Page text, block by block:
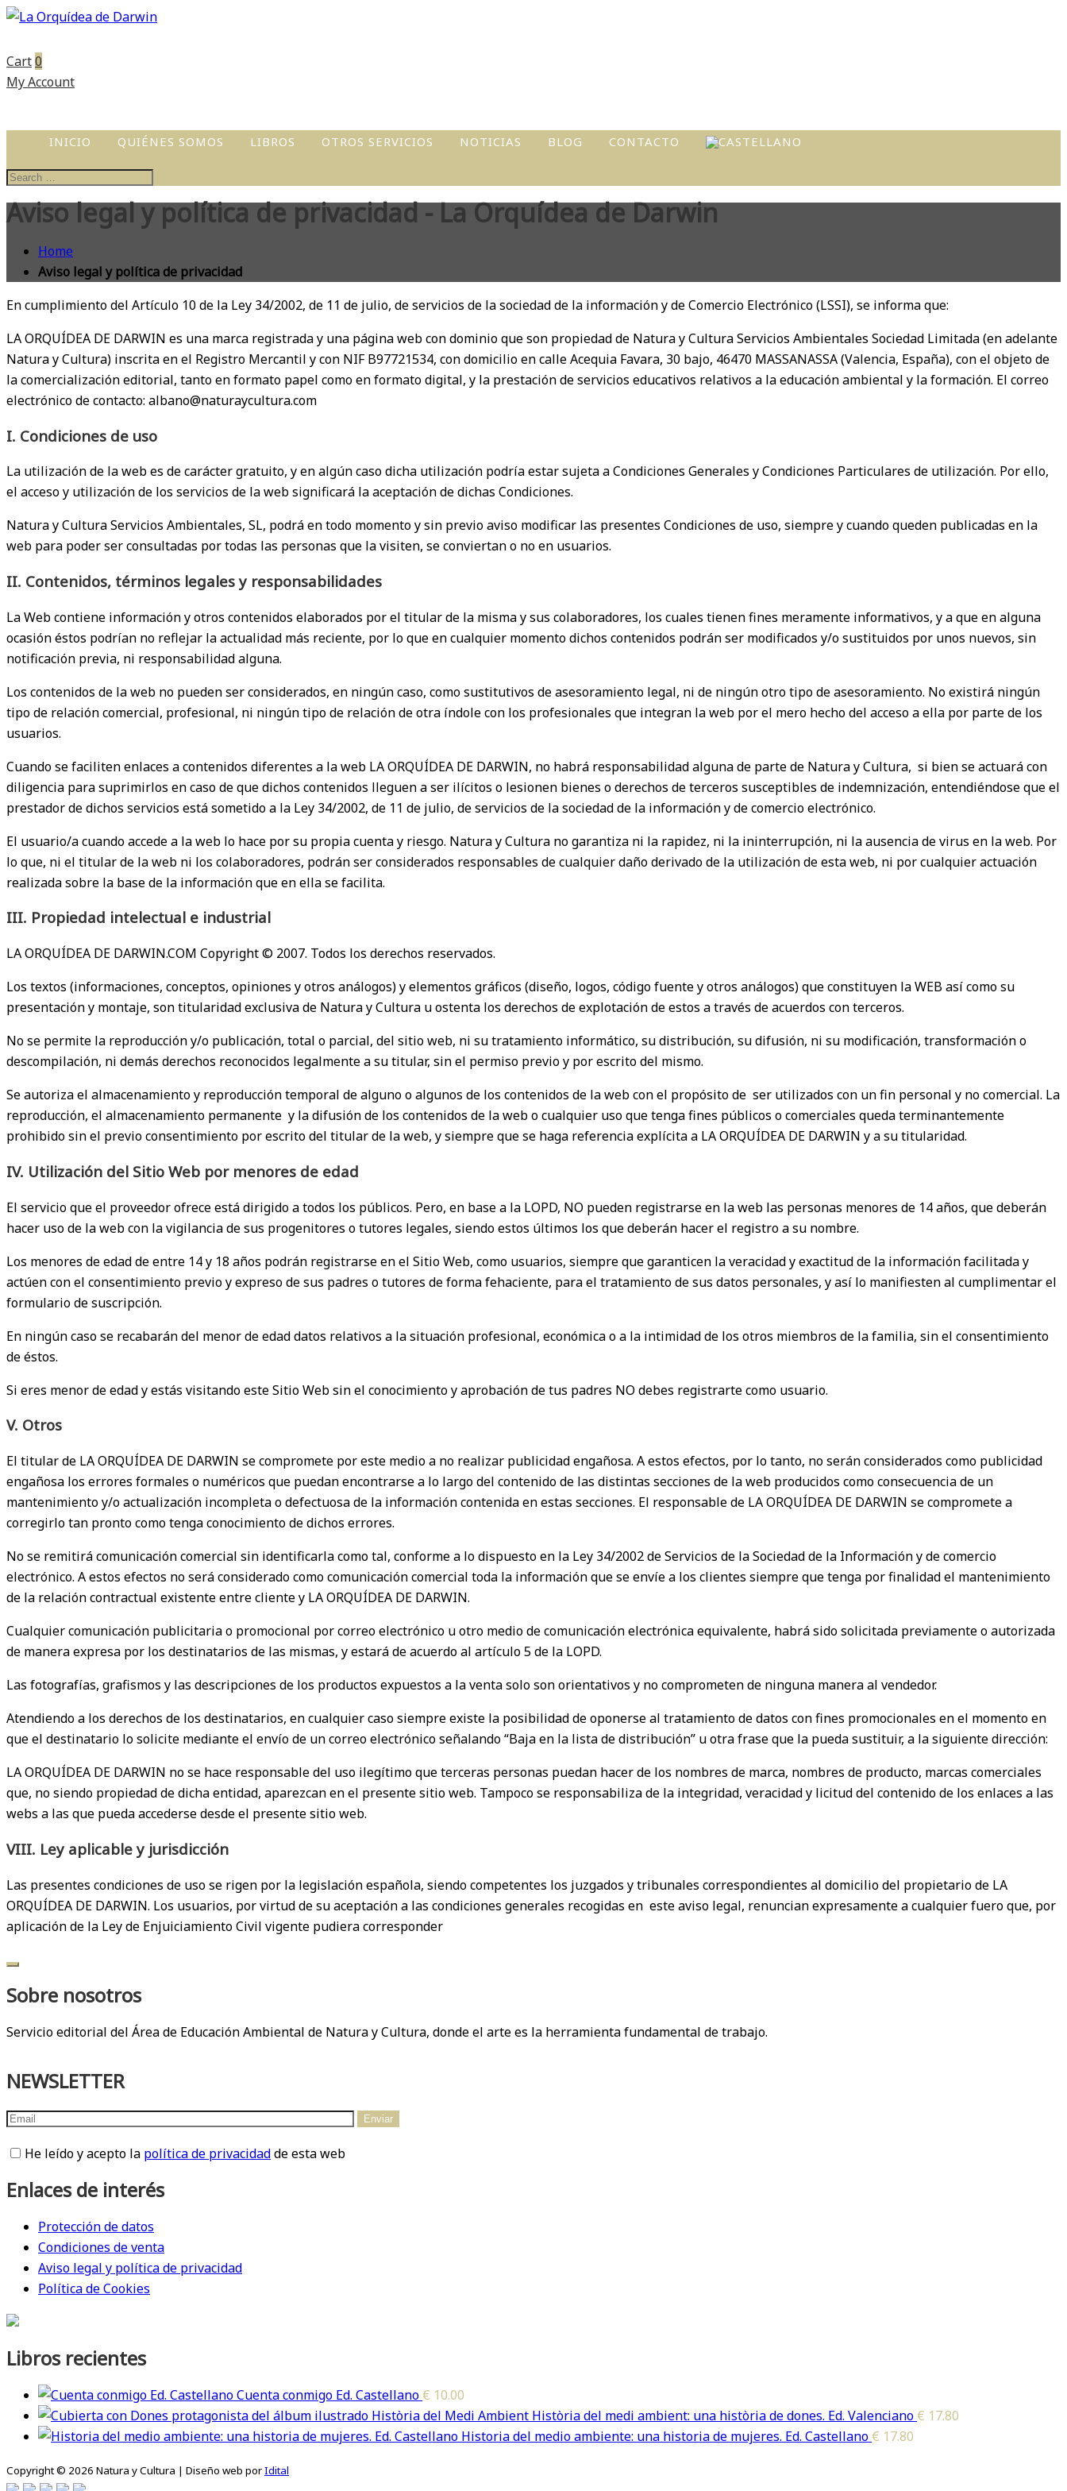
Cart0
My Account
INICIO QUIÉNES SOMOS LIBROS
OTROS SERVICIOS
CUENTOS
PRODUCCIÓN DE
LIBROS LOCALES
ILUSTRA TU
COLE
NOTICIAS BLOG CONTACTO
Aviso legal y política de privacidad - La Orquídea de Darwin
Home
Aviso legal y política de privacidad
En cumplimiento del Artículo 10 de la Ley 34/2002, de 11 de julio, de servicios de la sociedad de la información y de Comercio Electrónico (LSSI), se informa que:
LA ORQUÍDEA DE DARWIN es una marca registrada y una página web con dominio que son propiedad de Natura y Cultura Servicios Ambientales Sociedad Limitada (en adelante
Natura y Cultura) inscrita en el Registro Mercantil y con NIF B97721534, con domicilio en calle Acequia Favara, 30 bajo, 46470 MASSANASSA (Valencia, España), con el objeto de
la comercialización editorial, tanto en formato papel como en formato digital, y la prestación de servicios educativos relativos a la educación ambiental y la formación. El correo
electrónico de contacto: albano@naturaycultura.com
I. Condiciones de uso
La utilización de la web es de carácter gratuito, y en algún caso dicha utilización podría estar sujeta a Condiciones Generales y Condiciones Particulares de utilización. Por ello,
el acceso y utilización de los servicios de la web significará la aceptación de dichas Condiciones.
Natura y Cultura Servicios Ambientales, SL, podrá en todo momento y sin previo aviso modificar las presentes Condiciones de uso, siempre y cuando queden publicadas en la
web para poder ser consultadas por todas las personas que la visiten, se conviertan o no en usuarios.
II. Contenidos, términos legales y responsabilidades
La Web contiene información y otros contenidos elaborados por el titular de la misma y sus colaboradores, los cuales tienen fines meramente informativos, y a que en alguna
ocasión éstos podrían no reflejar la actualidad más reciente, por lo que en cualquier momento dichos contenidos podrán ser modificados y/o sustituidos por unos nuevos, sin
notificación previa, ni responsabilidad alguna.
Los contenidos de la web no pueden ser considerados, en ningún caso, como sustitutivos de asesoramiento legal, ni de ningún otro tipo de asesoramiento. No existirá ningún
tipo de relación comercial, profesional, ni ningún tipo de relación de otra índole con los profesionales que integran la web por el mero hecho del acceso a ella por parte de los
usuarios.
Cuando se faciliten enlaces a contenidos diferentes a la web LA ORQUÍDEA DE DARWIN, no habrá responsabilidad alguna de parte de Natura y Cultura, si bien se actuará con
diligencia para suprimirlos en caso de que dichos contenidos lleguen a ser ilícitos o lesionen bienes o derechos de terceros susceptibles de indemnización, entendiéndose que el
prestador de dichos servicios está sometido a la Ley 34/2002, de 11 de julio, de servicios de la sociedad de la información y de comercio electrónico.
El usuario/a cuando accede a la web lo hace por su propia cuenta y riesgo. Natura y Cultura no garantiza ni la rapidez, ni la ininterrupción, ni la ausencia de virus en la web. Por
lo que, ni el titular de la web ni los colaboradores, podrán ser considerados responsables de cualquier daño derivado de la utilización de esta web, ni por cualquier actuación
realizada sobre la base de la información que en ella se facilita.
III. Propiedad intelectual e industrial
LA ORQUÍDEA DE DARWIN.COM Copyright © 2007. Todos los derechos reservados.
Los textos (informaciones, conceptos, opiniones y otros análogos) y elementos gráficos (diseño, logos, código fuente y otros análogos) que constituyen la WEB así como su
presentación y montaje, son titularidad exclusiva de Natura y Cultura u ostenta los derechos de explotación de estos a través de acuerdos con terceros.
No se permite la reproducción y/o publicación, total o parcial, del sitio web, ni su tratamiento informático, su distribución, su difusión, ni su modificación, transformación o
descompilación, ni demás derechos reconocidos legalmente a su titular, sin el permiso previo y por escrito del mismo.
Se autoriza el almacenamiento y reproducción temporal de alguno o algunos de los contenidos de la web con el propósito de ser utilizados con un fin personal y no comercial. La
reproducción, el almacenamiento permanente y la difusión de los contenidos de la web o cualquier uso que tenga fines públicos o comerciales queda terminantemente
prohibido sin el previo consentimiento por escrito del titular de la web, y siempre que se haga referencia explícita a LA ORQUÍDEA DE DARWIN y a su titularidad.
IV. Utilización del Sitio Web por menores de edad
El servicio que el proveedor ofrece está dirigido a todos los públicos. Pero, en base a la LOPD, NO pueden registrarse en la web las personas menores de 14 años, que deberán
hacer uso de la web con la vigilancia de sus progenitores o tutores legales, siendo estos últimos los que deberán hacer el registro a su nombre.
Los menores de edad de entre 14 y 18 años podrán registrarse en el Sitio Web, como usuarios, siempre que garanticen la veracidad y exactitud de la información facilitada y
actúen con el consentimiento previo y expreso de sus padres o tutores de forma fehaciente, para el tratamiento de sus datos personales, y así lo manifiesten al cumplimentar el
formulario de suscripción.
En ningún caso se recabarán del menor de edad datos relativos a la situación profesional, económica o a la intimidad de los otros miembros de la familia, sin el consentimiento
de éstos.
Si eres menor de edad y estás visitando este Sitio Web sin el conocimiento y aprobación de tus padres NO debes registrarte como usuario.
V. Otros
El titular de LA ORQUÍDEA DE DARWIN se compromete por este medio a no realizar publicidad engañosa. A estos efectos, por lo tanto, no serán considerados como publicidad
engañosa los errores formales o numéricos que puedan encontrarse a lo largo del contenido de las distintas secciones de la web producidos como consecuencia de un
mantenimiento y/o actualización incompleta o defectuosa de la información contenida en estas secciones. El responsable de LA ORQUÍDEA DE DARWIN se compromete a
corregirlo tan pronto como tenga conocimiento de dichos errores.
No se remitirá comunicación comercial sin identificarla como tal, conforme a lo dispuesto en la Ley 34/2002 de Servicios de la Sociedad de la Información y de comercio
electrónico. A estos efectos no será considerado como comunicación comercial toda la información que se envíe a los clientes siempre que tenga por finalidad el mantenimiento
de la relación contractual existente entre cliente y LA ORQUÍDEA DE DARWIN.
Cualquier comunicación publicitaria o promocional por correo electrónico u otro medio de comunicación electrónica equivalente, habrá sido solicitada previamente o autorizada
de manera expresa por los destinatarios de las mismas, y estará de acuerdo al artículo 5 de la LOPD.
Las fotografías, grafismos y las descripciones de los productos expuestos a la venta solo son orientativos y no comprometen de ninguna manera al vendedor.
Atendiendo a los derechos de los destinatarios, en cualquier caso siempre existe la posibilidad de oponerse al tratamiento de datos con fines promocionales en el momento en
que el destinatario lo solicite mediante el envío de un correo electrónico señalando “Baja en la lista de distribución” u otra frase que la pueda sustituir, a la siguiente dirección:
LA ORQUÍDEA DE DARWIN no se hace responsable del uso ilegítimo que terceras personas puedan hacer de los nombres de marca, nombres de producto, marcas comerciales
que, no siendo propiedad de dicha entidad, aparezcan en el presente sitio web. Tampoco se responsabiliza de la integridad, veracidad y licitud del contenido de los enlaces a las
webs a las que pueda accederse desde el presente sitio web.
VIII. Ley aplicable y jurisdicción
Las presentes condiciones de uso se rigen por la legislación española, siendo competentes los juzgados y tribunales correspondientes al domicilio del propietario de LA
ORQUÍDEA DE DARWIN. Los usuarios, por virtud de su aceptación a las condiciones generales recogidas en este aviso legal, renuncian expresamente a cualquier fuero que, por
aplicación de la Ley de Enjuiciamiento Civil vigente pudiera corresponder
Sobre nosotros
Servicio editorial del Área de Educación Ambiental de Natura y Cultura, donde el arte es la herramienta fundamental de trabajo.
NEWSLETTER
He leído y acepto la política de privacidadde esta web
Enlaces de interés
Protección de datos
Condiciones de venta
Aviso legal y política de privacidad
Política de Cookies
Libros recientes
Cuenta conmigo Ed. Castellano € 10.00
Història del medi ambient: una història de dones. Ed. Valenciano € 17.80
Historia del medio ambiente: una historia de mujeres. Ed. Castellano € 17.80
Copyright © 2026 Natura y Cultura | Diseño web porIdital